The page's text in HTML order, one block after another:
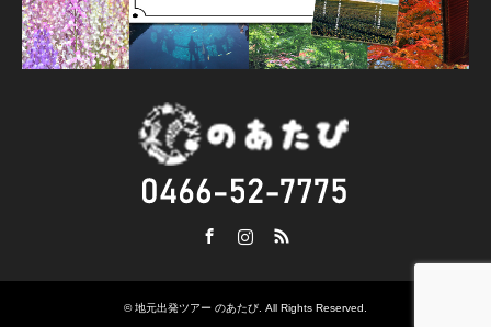
©地元出発ツアー のあたび . All Rights Reserved.